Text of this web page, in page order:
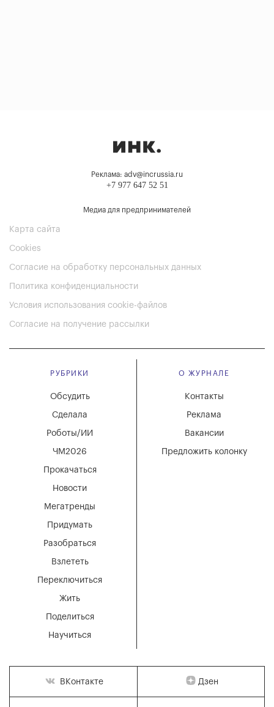
Реклама: adv@incrussia.ru
+7 977 647 52 51
Медиа для предпринимателей
Карта сайта
Cookies
Согласие на обработку персональных данных
Политика конфиденциальности
Условия использования cookie-файлов
Согласие на получение рассылки
РУБРИКИ
Мегатренды
Придумать
Разобраться
Взлететь
Новости
Переключиться
Жить
Поделиться
Научиться
Обсудить
Сделала
Роботы/ИИ
ЧМ2026
Прокачаться
О ЖУРНАЛЕ
Вакансии
Реклама
Контакты
Предложить колонку
ВКонтакте Дзен